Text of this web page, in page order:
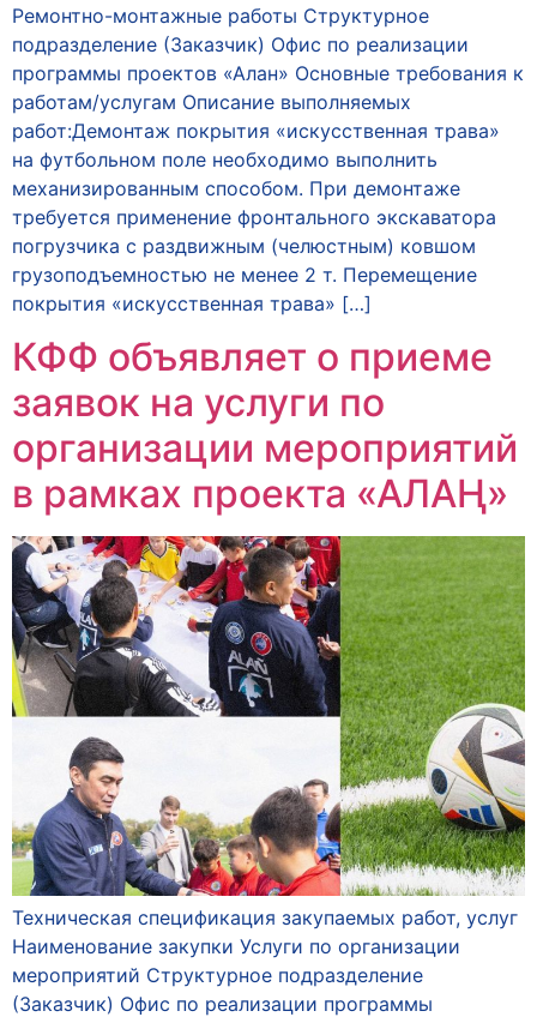
Ремонтно-монтажные работы Структурное
подразделение (Заказчик) Офис по реализации
программы проектов «Алан» Основные требования к
работам/услугам Описание выполняемых
работ:Демонтаж покрытия «искусственная трава»
на футбольном поле необходимо выполнить
механизированным способом. При демонтаже
требуется применение фронтального экскаватора
погрузчика с раздвижным (челюстным) ковшом
грузоподъемностью не менее 2 т. Перемещение
покрытия «искусственная трава» […]
КФФ объявляет о приеме
заявок на услуги по
организации мероприятий
в рамках проекта «АЛАҢ»
Техническая спецификация закупаемых работ, услуг
Наименование закупки Услуги по организации
мероприятий Структурное подразделение
(Заказчик) Офис по реализации программы